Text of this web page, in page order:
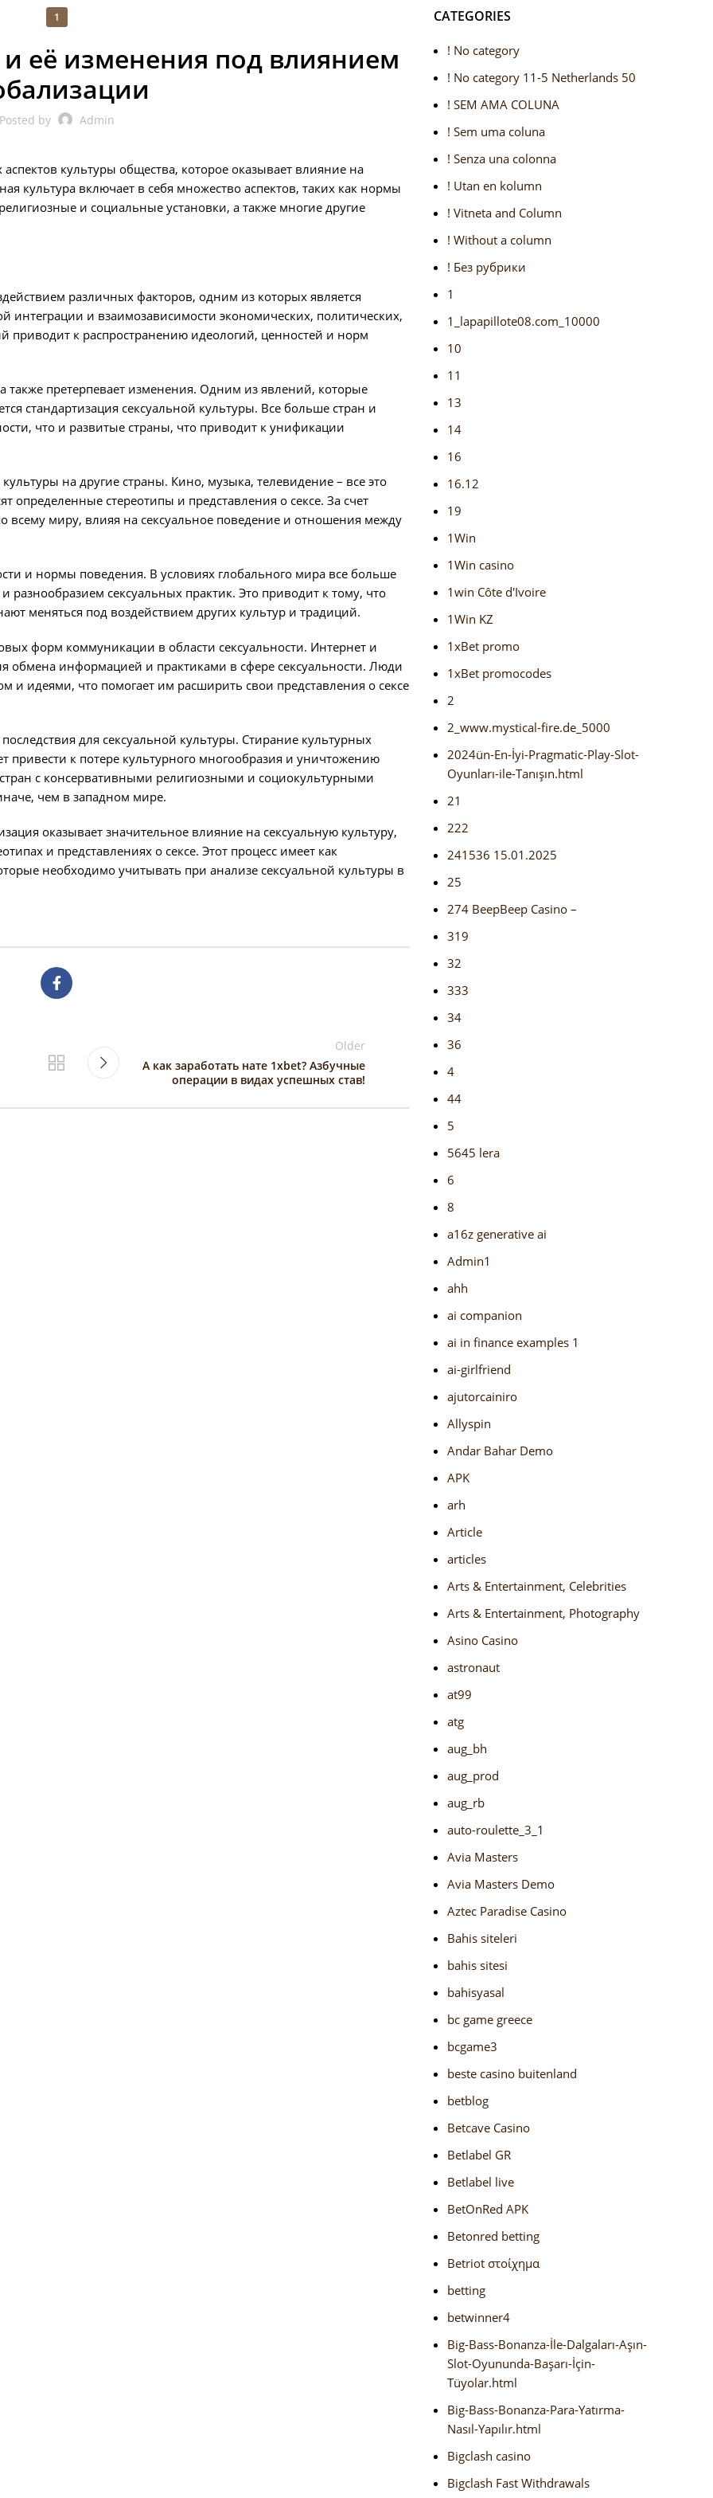
1
и её изменения под влиянием
Posted by Admin
культуры общества, которое оказывает влияние на
культура включает в себя множество аспектов, таких как нормы
и социальные установки, а также многие другие
различных факторов, одним из которых является
интеграции и взаимозависимости экономических, политических,
приводит к распространению идеологий, ценностей и норм
также претерпевает изменения. Одним из явлений, которые
стандартизация сексуальной культуры. Все больше стран и
что и развитые страны, что приводит к унификации
на другие страны. Кино, музыка, телевидение – все это
определенные стереотипы и представления о сексе. За счет
всему миру, влияя на сексуальное поведение и отношения между
и нормы поведения. В условиях глобального мира все больше
разнообразием сексуальных практик. Это приводит к тому, что
меняться под воздействием других культур и традиций.
форм коммуникации в области сексуальности. Интернет и
обмена информацией и практиками в сфере сексуальности. Люди
и идеями, что помогает им расширить свои представления о сексе
для сексуальной культуры. Стирание культурных
привести к потере культурного многообразия и уничтожению
с консервативными религиозными и социокультурными
чем в западном мире.
оказывает значительное влияние на сексуальную культуру,
и представлениях о сексе. Этот процесс имеет как
необходимо учитывать при анализе сексуальной культуры в
Older
А как заработать нате 1xbet? Азбучные
операции в видах успешных став!
CATEGORIES
! No category
! No category 11-5 Netherlands 50
! SEM AMA COLUNA
! Sem uma coluna
! Senza una colonna
! Utan en kolumn
! Vitneta and Column
! Without a column
! Без рубрики
1
1_lapapillote08.com_10000
10
11
13
14
16
16.12
19
1Win
1Win casino
1win Côte d'Ivoire
1Win KZ
1xBet promo
1xBet promocodes
2
2_www.mystical-fire.de_5000
2024ün-En-İyi-Pragmatic-Play-Slot-
Oyunları-ile-Tanışın.html
21
222
241536 15.01.2025
25
274 BeepBeep Casino –
319
32
333
34
36
4
44
5
5645 lera
6
8
a16z generative ai
Admin1
ahh
ai companion
ai in finance examples 1
ai-girlfriend
ajutorcainiro
Allyspin
Andar Bahar Demo
APK
arh
Article
articles
Arts & Entertainment, Celebrities
Arts & Entertainment, Photography
Asino Casino
astronaut
at99
atg
aug_bh
aug_prod
aug_rb
auto-roulette_3_1
Avia Masters
Avia Masters Demo
Aztec Paradise Casino
Bahis siteleri
bahis sitesi
bahisyasal
bc game greece
bcgame3
beste casino buitenland
betblog
Betcave Casino
Betlabel GR
Betlabel live
BetOnRed APK
Betonred betting
Betriot στοίχημα
betting
betwinner4
Big-Bass-Bonanza-İle-Dalgaları-Aşın-
Slot-Oyununda-Başarı-İçin-
Tüyolar.html
Big-Bass-Bonanza-Para-Yatırma-
Nasıl-Yapılır.html
Bigclash casino
Bigclash Fast Withdrawals